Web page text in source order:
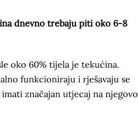
dnevno trebaju piti oko 6-8
oko 60% tijela je tekućina.
funkcioniraju i rješavaju se
značajan utjecaj na njegovo